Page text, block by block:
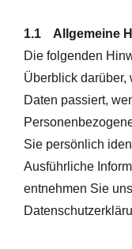
1.1 Allgemeine
Die folgenden
Überblick darüber,
Daten passiert,
Sie persönlich
Ausführliche
entnehmen Sie